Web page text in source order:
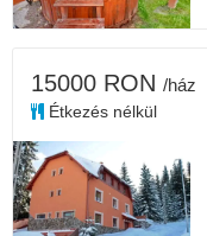
15000 RON /ház
Étkezés nélkül